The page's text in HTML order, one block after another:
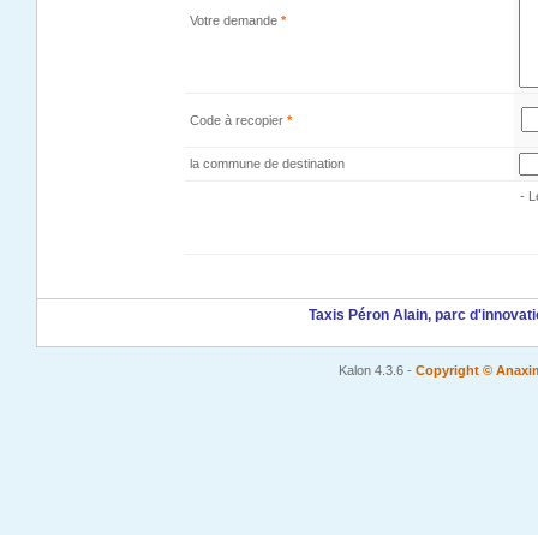
Votre demande *
Code à recopier *
la commune de destination
-
Taxis Péron Alain, parc
Kalon 4.3.6 - Copyright ©